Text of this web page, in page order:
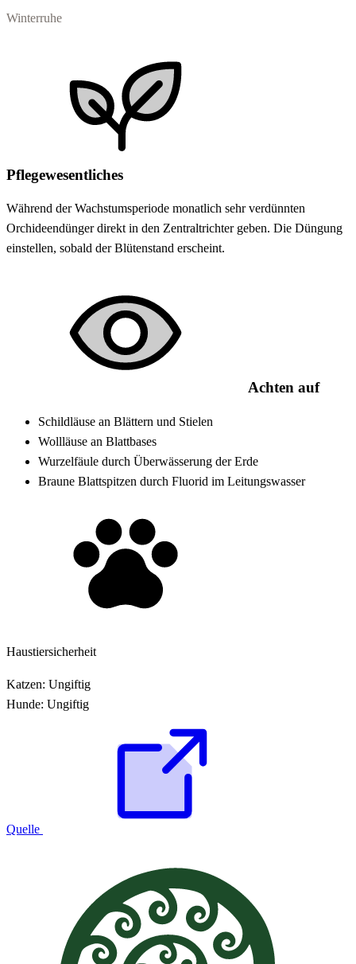
Winterruhe
Pflegewesentliches
Während der Wachstumsperiode monatlich sehr verdünnten
Orchideendünger direkt in den Zentraltrichter geben. Die Düngung
einstellen, sobald der Blütenstand erscheint.
Achten auf
Schildläuse an Blättern und Stielen
Wollläuse an Blattbases
Wurzelfäule durch Überwässerung der Erde
Braune Blattspitzen durch Fluorid im Leitungswasser
Haustiersicherheit
Katzen: Ungiftig
Hunde: Ungiftig
Quelle